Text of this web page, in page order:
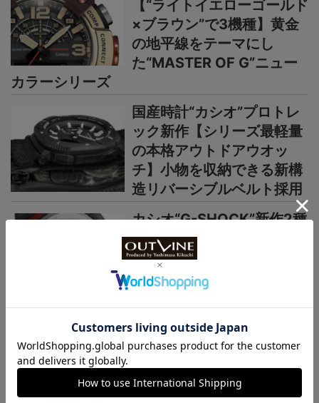
【“ライトイエローゴールド
×ブラウン”で3機種】黄金
の地平線をテーマにし
た“MASTER OF G”ニュー
カラーシリーズ
国産時計“カシオ”プロトレ
ック新作【シリーズ最軽量
の本格アウトドアウオッ
チ】小物を収納できる新構
造リバーシブルベルト採用
カシオ“G-SHOCK”新作2種
【薄型・軽量な“メタルベゼ
ル×カーボン”仕様】“G-
STEEL”シリーズからウレタ
＞＞＞もっと見る
OUTLINEニュース
【汗だくの夏はコレでし